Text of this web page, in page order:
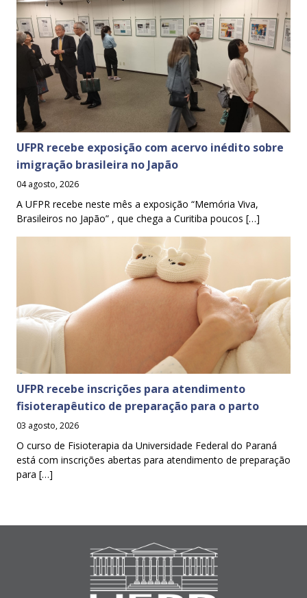
UFPR recebe exposição com acervo inédito sobre
imigração brasileira no Japão
04 agosto, 2026
A UFPR recebe neste mês a exposição “Memória Viva,
Brasileiros no Japão” , que chega a Curitiba poucos […]
UFPR recebe inscrições para atendimento
fisioterapêutico de preparação para o parto
03 agosto, 2026
O curso de Fisioterapia da Universidade Federal do Paraná
está com inscrições abertas para atendimento de preparação
para […]